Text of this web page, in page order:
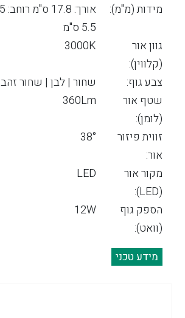
מידות (מ"מ):
5.5 ס"מ
גוון אור
(קלווין):
3000K
צבע גוף:
שחור | לבן | שחור זהב
שטף אור
(לומן):
360Lm
זווית פיזור
אור:
38°
מקור אור
(LED):
LED
הספק גוף
(וואט):
12W
מידע טכני